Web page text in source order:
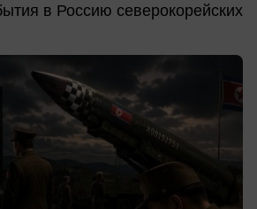
в Россию северокорейских